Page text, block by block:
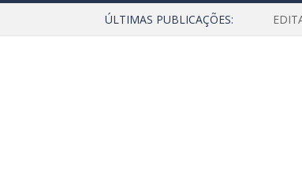
ÚLTIMAS PUBLICAÇÕES: